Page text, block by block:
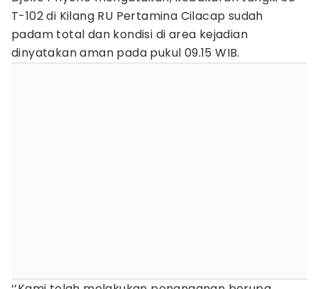
T-102 di Kilang RU Pertamina Cilacap sudah
padam total dan kondisi di area kejadian
dinyatakan aman pada pukul 09.15 WIB.